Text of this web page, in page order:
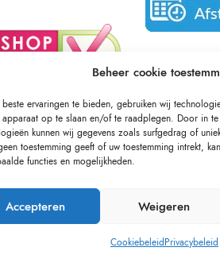
Beheer cookie
ervaringen te bieden, gebruiken wij
op te slaan en/of te raadplegen. Door in te
kunnen wij gegevens zoals surfgedrag of
toestemming geeft of uw toestemming intrekt,
functies en mogelijkheden.
Accepteren Weigeren
CookiebeleidPrivacybeleid